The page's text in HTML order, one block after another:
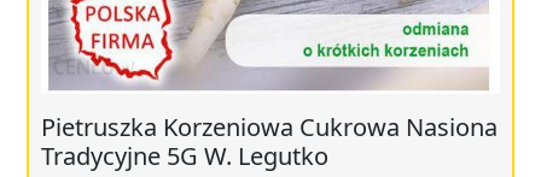
Pietruszka Korzeniowa Cukrowa Nasiona
Tradycyjne 5G W. Legutko